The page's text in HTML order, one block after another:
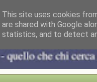
This site uses cookies
are shared with Google
statistics, and to detect